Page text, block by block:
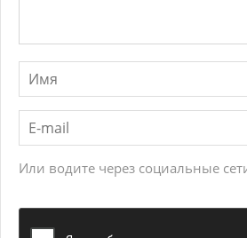
Или водите через социальные